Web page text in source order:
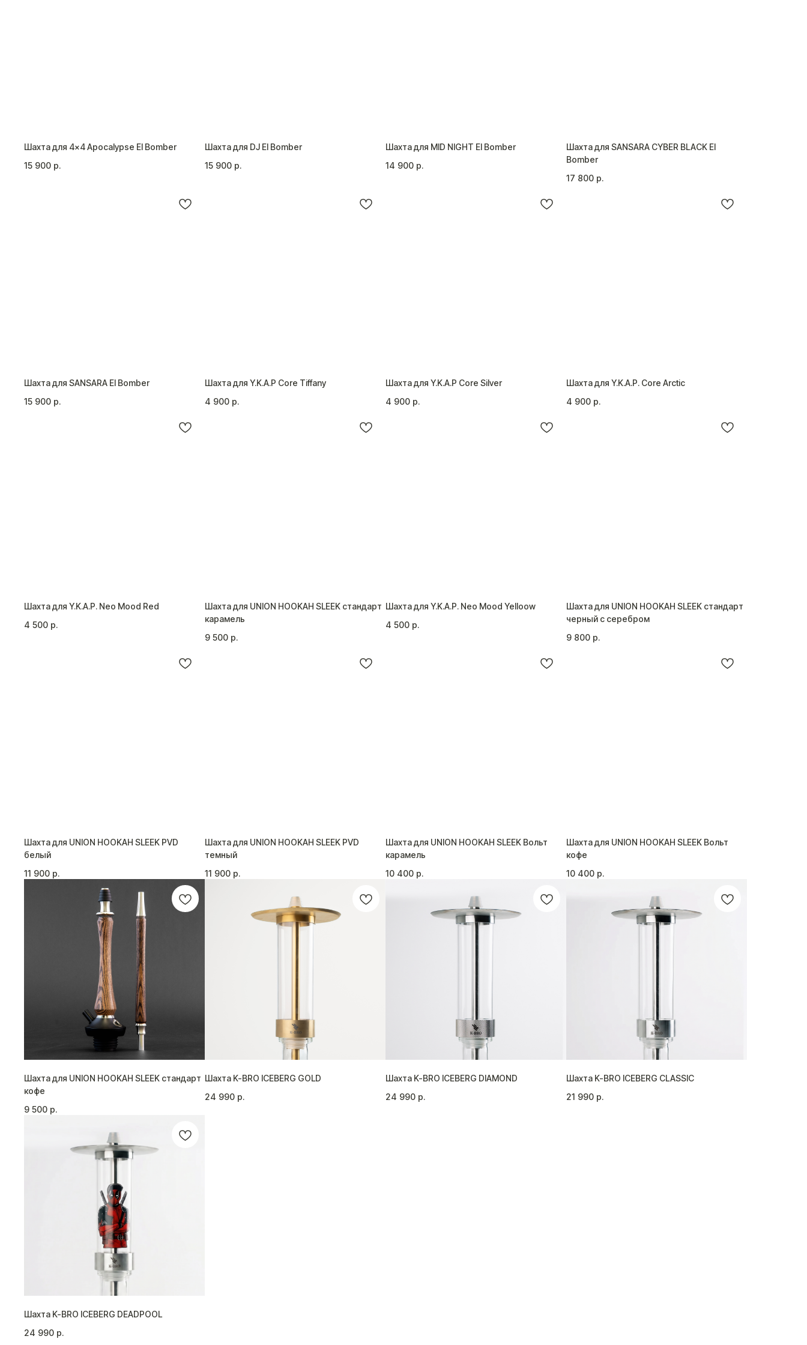
Шахта для 4×4 Apocalypse El Bomber
15 900 р.
Шахта для DJ El Bomber
15 900 р.
Шахта для MID NIGHT El Bomber
14 900 р.
Шахта для SANSARA CYBER BLACK El
Bomber
17 800 р.
Шахта для SANSARA El Bomber
15 900 р.
Шахта для Y.K.A.P Core Tiffany
4 900 р.
Шахта для Y.K.A.P Core Silver
4 900 р.
Шахта для Y.K.A.P. Core Arctic
4 900 р.
Шахта для Y.K.A.P. Neo Mood Red
4 500 р.
Шахта для UNION HOOKAH SLEEK стандарт
карамель
9 500 р.
Шахта для Y.K.A.P. Neo Mood Yelloow
4 500 р.
Шахта для UNION HOOKAH SLEEK стандарт
черный с серебром
9 800 р.
Шахта для UNION HOOKAH SLEEK PVD
белый
11 900 р.
Шахта для UNION HOOKAH SLEEK PVD
темный
11 900 р.
Шахта для UNION HOOKAH SLEEK Вольт
карамель
10 400 р.
Шахта для UNION HOOKAH SLEEK Вольт
кофе
10 400 р.
Шахта для UNION HOOKAH SLEEK стандарт
кофе
9 500 р.
Шахта K-BRO ICEBERG GOLD
24 990 р.
Шахта K-BRO ICEBERG DIAMOND
24 990 р.
Шахта K-BRO ICEBERG CLASSIC
21 990 р.
Шахта K-BRO ICEBERG DEADPOOL
24 990 р.
КАТАЛОГ
Шахты